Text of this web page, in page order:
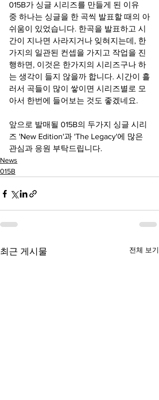
015B가 싱글 시리즈를 만들게 된 이유
중 하나는 싱글을 한 곡씩 발표할 때의 아
쉬움이 있었습니다. 한곡을 발표하고 시
간이 지나면 사라지거나 잊혀지는데, 한
가지의 일관된 컨셉을 가지고 작업을 진
행하면, 이것은 한가지의 시리즈구나 하
는 생각이 들지 않을까 합니다. 시간이 흘
러서 곡들이 많이 쌓이면 시리즈별로 모
아서 한번에 들어보는 것도 좋겠네요.
앞으로 발매될 015B의 두가지 싱글 시리
즈 'New Edition'과 'The Legacy'에 많은
관심과 응원 부탁드립니다.
News
015B
최근 게시물 전체 보기